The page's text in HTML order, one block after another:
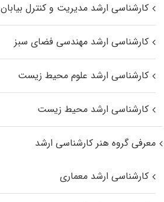
کارشناسی ارشد مدیریت و کنترل بیابان
کارشناسی ارشد مهندسی فضای سبز
کارشناسی ارشد علوم محیط‌ زیست
کارشناسی ارشد محیط زیست
معرفی گروه هنر کارشناسی ارشد
کارشناسی ارشد معماری